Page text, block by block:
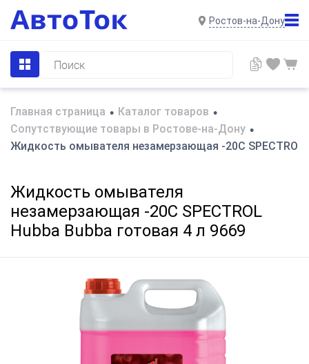
Ростов-на-Дону
Главная страница • Каталог товаров •
Сопутствующие товары в Ростове-на-Дону •
Жидкость омывателя незамерзающая -20C SPECTROL
Жидкость омывателя
незамерзающая -20C SPECTROL
Hubba Bubba готовая 4 л 9669